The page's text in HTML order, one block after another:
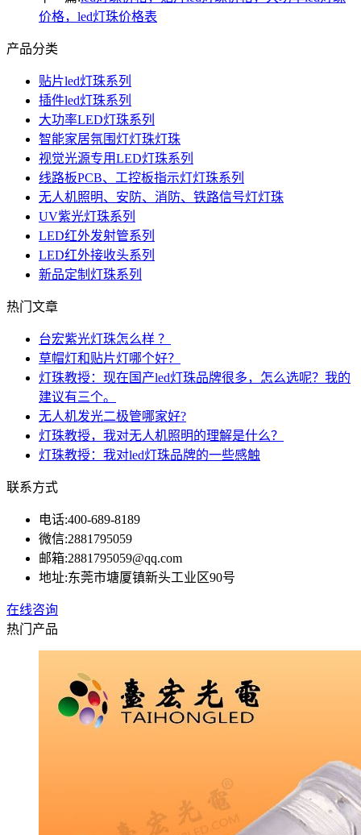
价格，led灯珠价格表
产品分类
贴片led灯珠系列
插件led灯珠系列
大功率LED灯珠系列
智能家居氛围灯灯珠灯珠
视觉光源专用LED灯珠系列
线路板PCB、工控板指示灯灯珠系列
无人机照明、安防、消防、铁路信号灯灯珠
UV紫光灯珠系列
LED红外发射管系列
LED红外接收头系列
新品定制灯珠系列
热门文章
台宏紫光灯珠怎么样 ？
草帽灯和贴片灯哪个好？
灯珠教授：现在国产led灯珠品牌很多，怎么选呢？我的
建议有三个。
无人机发光二极管哪家好?
灯珠教授，我对无人机照明的理解是什么？
灯珠教授：我对led灯珠品牌的一些感触
联系方式
电话:400-689-8189
微信:2881795059
邮箱:2881795059@qq.com
地址:东莞市塘厦镇新头工业区90号
在线咨询
热门产品